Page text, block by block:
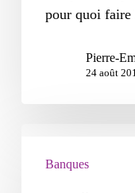
pour quoi faire
Pierre-
24 août
Banques